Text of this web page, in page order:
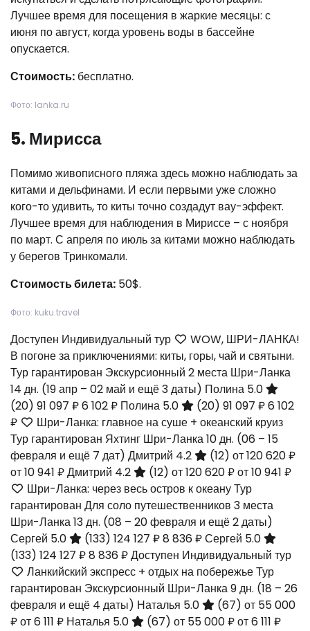
Лучшее время для посещения в жаркие месяцы: с
июня по август, когда уровень воды в бассейне
опускается.
Стоимость: бесплатно.
Фото: lanka.ru
5. Мирисса
Помимо живописного пляжа здесь можно наблюдать за
китами и дельфинами. И если первыми уже сложно
кого-то удивить, то киты точно создадут вау-эффект.
Лучшее время для наблюдения в Мириссе – с ноября
по март. С апреля по июль за китами можно наблюдать
у берегов Тринкомали.
Стоимость билета: 50$.
Фото: kuku.travel
Доступен Индивидуальный тур
WOW, ШРИ-ЛАНКА!
В погоне за приключениями: киты, горы, чай и святыни.
Тур гарантирован Экскурсионный 2 места Шри-Ланка
14 дн. (19 апр – 02 май и ещё 3 даты) Полина 5.0
(20) 91 097 ₽6 102 ₽ Полина 5.0 (20) 91 097 ₽6 102
₽
Шри-Ланка: главное на суше + океанский круиз
Тур гарантирован Яхтинг Шри-Ланка10 дн. (06 – 15
февраля и ещё 7 дат) Дмитрий 4.2 (12) от 120 620 ₽
от 10 941 ₽Дмитрий 4.2 (12) от 120 620 ₽от 10 941 ₽
Шри-Ланка: через весь остров к океану Тур
гарантирован Для соло путешественников 3 места
Шри-Ланка13 дн. (08 – 20 февраля и ещё 2 даты)
Сергей 5.0
(133) 124 127 ₽8 836 ₽Сергей 5.0
(133) 124 127 ₽8 836 ₽Доступен Индивидуальный тур
Ланкийский экспресс + отдых на побережье Тур
гарантирован Экскурсионный Шри-Ланка9 дн. (18 – 26
февраля и ещё 4 даты) Наталья 5.0 (67) от 55 000
₽от 6 111 ₽ Наталья 5.0 (67) от 55 000 ₽от 6 111 ₽